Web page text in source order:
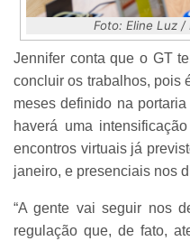
Foto: Eline Luz /
Jennifer conta que o GT
concluir os trabalhos, pois
meses definido na
haverá uma
encontros virtuais já
janeiro, e presenciais nos
“A gente vai seguir nos
regulação que, de fato,